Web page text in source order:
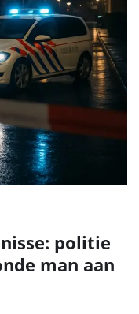
politie
man aan